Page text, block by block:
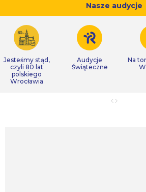
Nasze audycje
Jesteśmy stąd,
czyli 80 lat
polskiego
Wrocławia
Audycje
Świąteczne
Na